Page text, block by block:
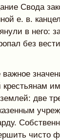
Свода
е. в.
в него:
без
крестьянам
две
чисто